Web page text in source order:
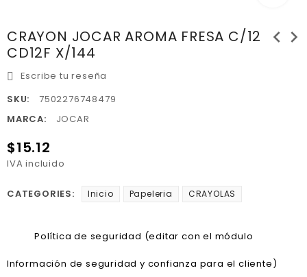
CRAYON JOCAR AROMA FRESA C/12
CD12F X/144
chevron_left chevron_right
Escribe tu reseña
SKU:
7502276748479
MARCA:
JOCAR
$15.12
IVA incluido
CATEGORIES: Inicio Papeleria CRAYOLAS
Política de seguridad (editar con el módulo
Información de seguridad y confianza para el cliente)